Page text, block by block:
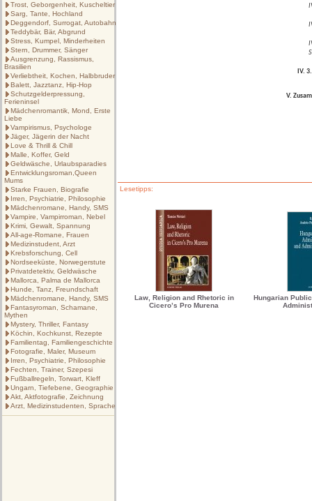
Trost, Geborgenheit, Kuscheltier
Sarg, Tante, Hochland
Deggendorf, Surrogat, Autobahn
Teddybär, Bär, Abgrund
Stress, Kumpel, Minderheiten
Stern, Drummer, Sänger
Ausgrenzung, Rassismus,
Brasilien
Verliebtheit, Kochen, Halbbruder
Balett, Jazztanz, Hip-Hop
Schutzgelderpressung,
Ferieninsel
Mädchenromantik, Mond, Erste
Liebe
Vampirismus, Psychologe
Jäger, Jägerin der Nacht
Love & Thrill & Chill
Malle, Koffer, Geld
Geldwäsche, Urlaubsparadies
Entwicklungsroman,Queen
Mums
Starke Frauen, Biografie
Irren, Psychiatrie, Philosophie
Mädchenromane, Handy, SMS
Vampire, Vampirroman, Nebel
Krimi, Gewalt, Spannung
All-age-Romane, Frauen
Medizinstudent, Arzt
Krebsforschung, Cell
Nordseeküste, Norwegerstute
Privatdetektiv, Geldwäsche
Mallorca, Palma de Mallorca
Hunde, Tanz, Freundschaft
Mädchenromane, Handy, SMS
Fantasyroman, Schamane,
Mythen
Mystery, Thriller, Fantasy
Köchin, Kochkunst, Rezepte
Familientag, Familiengeschichte
Fotografie, Maler, Museum
Irren, Psychiatrie, Philosophie
Fechten, Trainer, Szepesi
Fußballregeln, Torwart, Kleff
Ungarn, Tiefebene, Geographie
Akt, Aktfotografie, Zeichnung
Arzt, Medizinstudenten, Sprache
IV.
V.
Lesetipps:
Law, Religion and Rhetoric in
Cicero’s Pro Murena
Hungarian